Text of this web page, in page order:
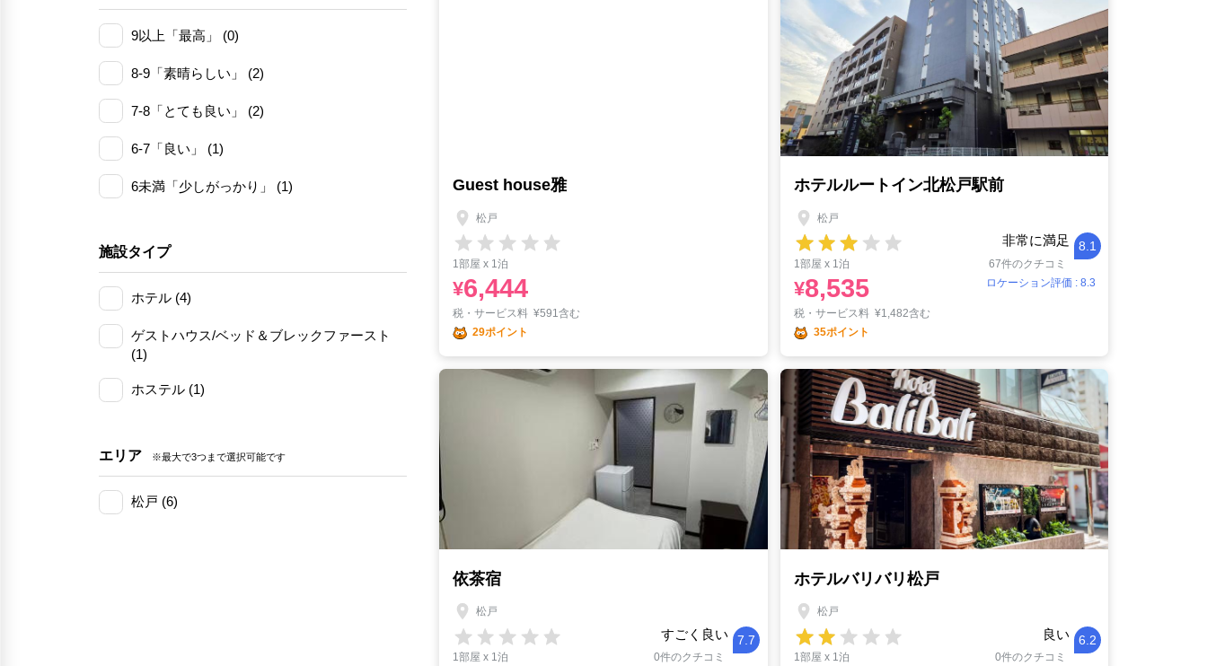
9以上「最高」 (0)
8-9「素晴らしい」 (2)
7-8「とても良い」 (2)
6-7「良い」 (1)
6未満「少しがっかり」 (1)
施設タイプ
ホテル (4)
ゲストハウス/ベッド＆ブレックファースト
(1)
ホステル (1)
エリア ※最大で3つまで選択可能です
松戸 (6)
Guest house雅
松戸
1部屋 x 1泊
¥6,444
税・サービス料 ¥591含む
29ポイント
ホテルルートイン北松戸駅前
松戸
非常に満足 8.1
1部屋 x 1泊
67件のクチコミ
ロケーション評価 : 8.3
¥8,535
税・サービス料 ¥1,482含む
35ポイント
依茶宿
松戸
すごく良い 7.7
1部屋 x 1泊
0件のクチコミ
ホテルバリバリ松戸
松戸
良い 6.2
1部屋 x 1泊
0件のクチコミ